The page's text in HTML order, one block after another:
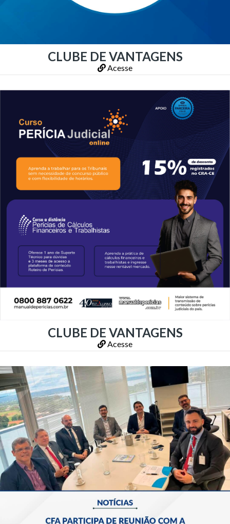
CLUBE DE VANTAGENS
Acesse
CLUBE DE VANTAGENS
Acesse